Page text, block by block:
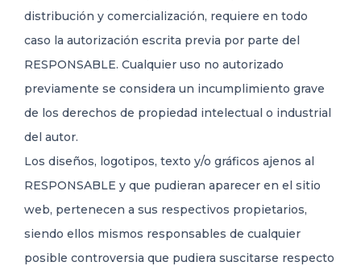
distribución y comercialización, requiere en todo
caso la autorización escrita previa por parte del
RESPONSABLE. Cualquier uso no autorizado
previamente se considera un incumplimiento grave
de los derechos de propiedad intelectual o industrial
del autor.
Los diseños, logotipos, texto y/o gráficos ajenos al
RESPONSABLE y que pudieran aparecer en el sitio
web, pertenecen a sus respectivos propietarios,
siendo ellos mismos responsables de cualquier
posible controversia que pudiera suscitarse respecto